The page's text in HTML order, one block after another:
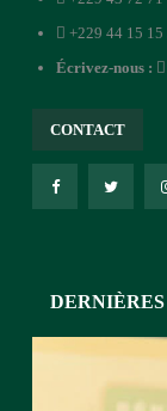
+229 44 15 15
Écrivez-nous :
CONTACT